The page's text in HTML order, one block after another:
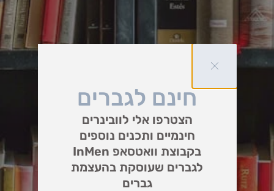
חינם לגברים
הצטרפו אלי לוובינרים
חינמיים ותכנים נוספים
בקבוצת וואטסאפ InMen
לגברים שעוסקת בהעצמת
גברים